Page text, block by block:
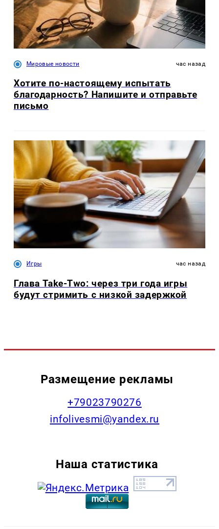
Мировые новости час назад
Хотите по-настоящему испытать
благодарность? Напишите и отправьте
письмо
Игры час назад
Глава Take-Two: через три года игры
будут стримить с низкой задержкой
Размещение рекламы
+79023790276
infolivesmi@yandex.ru
Наша статистика